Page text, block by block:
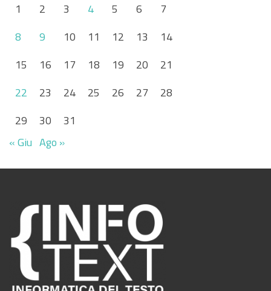
1
2 3 4 5 6
7
8
9 10 11 12 13
14
15
16 17 18 19 20
21
22
23 24 25 26 27
28
29
30
31
« Giu Ago »